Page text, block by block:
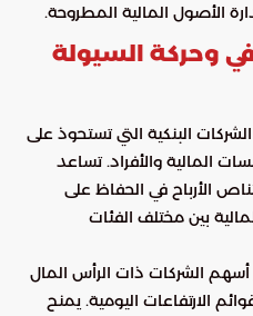
الأصول المالية المطروحة.
وحركة السيولة
البنكية التي تستحوذ على
المالية والأفراد. تساعد
الأرباح في الحفاظ على
بين مختلف الفئات
أسهم الشركات ذات الرأس المال
الارتفاعات اليومية. يمنح